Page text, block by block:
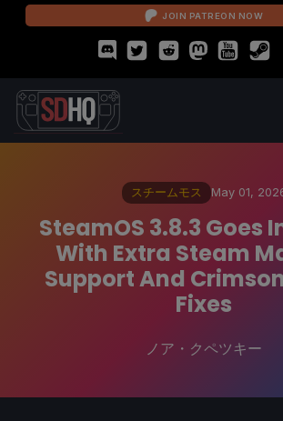
JOIN PATREON NOW
スチームモス May 01,
SteamOS 3.8.3 Goes
With Extra Steam
Support And
Fixes
ノア・クペツキー